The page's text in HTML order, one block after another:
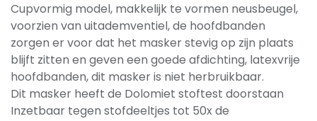
Cupvormig model, makkelijk te vormen neusbeugel,
voorzien van uitademventiel, de hoofdbanden
zorgen er voor dat het masker stevig op zijn plaats
blijft zitten en geven een goede afdichting, latexvrije
hoofdbanden, dit masker is niet herbruikbaar.
Dit masker heeft de Dolomiet stoftest doorstaan
Inzetbaar tegen stofdeeltjes tot 50x de